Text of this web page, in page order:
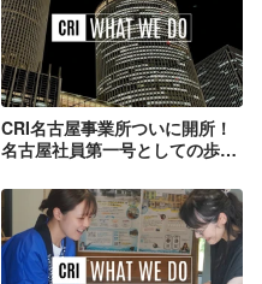
CRI名古屋事業所ついに開所！
名古屋社員第一号としての歩み